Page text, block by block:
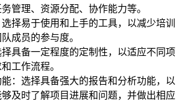
管理、资源分配、协作能力等。
择易于使用和上手的工具，以减少培训
成员的参与度。
具备一定程度的定制性，以适应不同项
工作流程。
：选择具备强大的报告和分析功能，以
及时了解项目进展和问题，并做出相应